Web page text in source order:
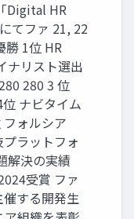
Digital HR
てファ 21, 22
勝 1位 HR
ナリスト選出
280 3 位
ナビタイム
ォルシア
ラットフォ
解決の実績
受賞 ファ
する開発生